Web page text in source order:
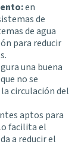
en
de
de agua
para reducir
una buena
no se
circulación del
aptos para
facilita el
a reducir el